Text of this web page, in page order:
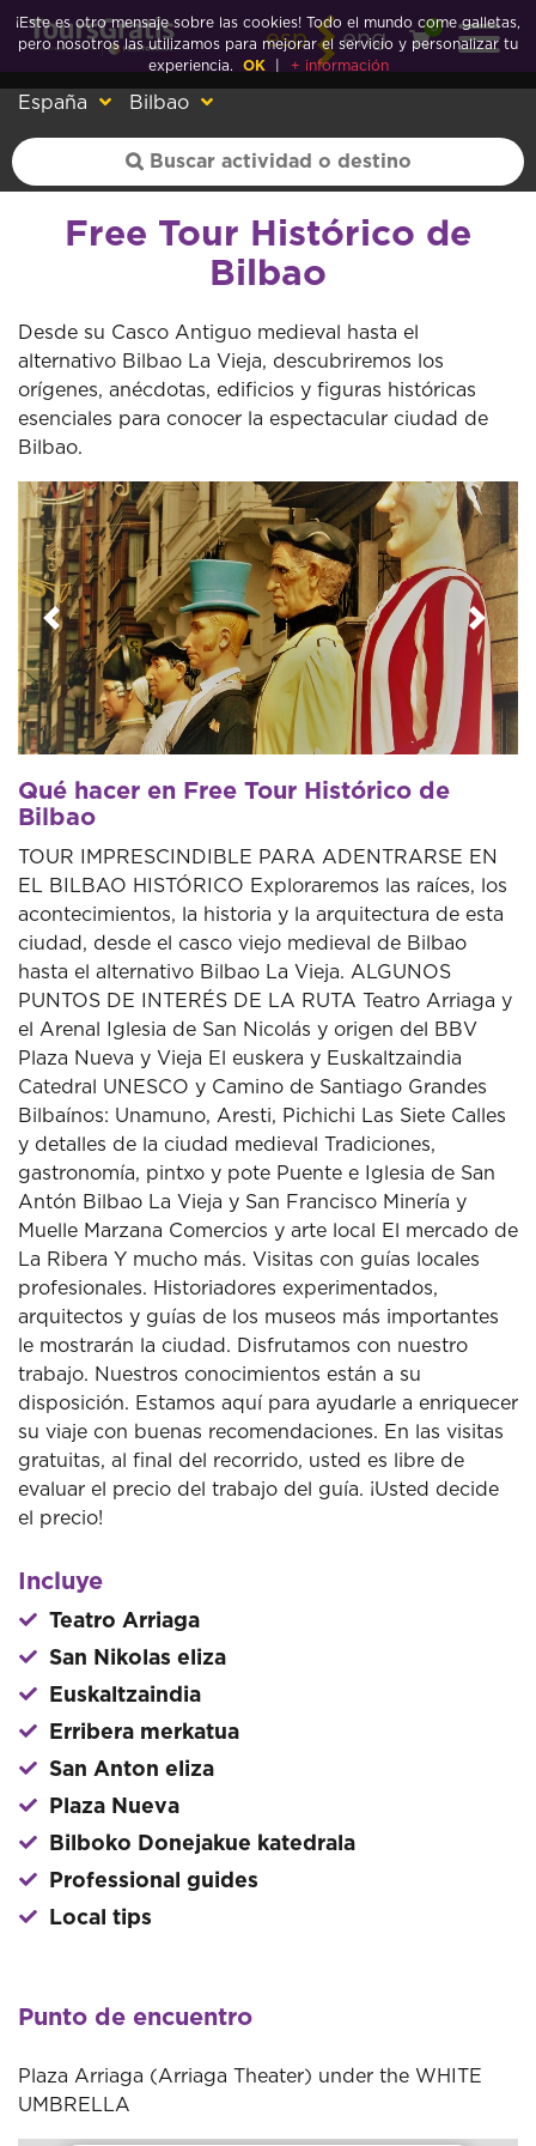
esp eng
0
España Bilbao
Free Tour Histórico de
Bilbao
Desde su Casco Antiguo medieval hasta el
alternativo Bilbao La Vieja, descubriremos los
orígenes, anécdotas, edificios y figuras históricas
esenciales para conocer la espectacular ciudad de
Bilbao.
Anterior
Qué hacer en Free Tour Histórico de
Bilbao
TOUR IMPRESCINDIBLE PARA ADENTRARSE EN
EL BILBAO HISTÓRICO Exploraremos las raíces, los
acontecimientos, la historia y la arquitectura de esta
ciudad, desde el casco viejo medieval de Bilbao
hasta el alternativo Bilbao La Vieja. ALGUNOS
PUNTOS DE INTERÉS DE LA RUTA Teatro Arriaga y
el Arenal Iglesia de San Nicolás y origen del BBV
Plaza Nueva y Vieja El euskera y Euskaltzaindia
Catedral UNESCO y Camino de Santiago Grandes
Bilbaínos: Unamuno, Aresti, Pichichi Las Siete Calles
y detalles de la ciudad medieval Tradiciones,
gastronomía, pintxo y pote Puente e Iglesia de San
Antón Bilbao La Vieja y San Francisco Minería y
Muelle Marzana Comercios y arte local El mercado de
La Ribera Y mucho más. Visitas con guías locales
profesionales. Historiadores experimentados,
arquitectos y guías de los museos más importantes
le mostrarán la ciudad. Disfrutamos con nuestro
trabajo. Nuestros conocimientos están a su
disposición. Estamos aquí para ayudarle a enriquecer
su viaje con buenas recomendaciones. En las visitas
gratuitas, al final del recorrido, usted es libre de
evaluar el precio del trabajo del guía. ¡Usted decide
el precio!
Incluye
Teatro Arriaga
San Nikolas eliza
Euskaltzaindia
Erribera merkatua
San Anton eliza
Plaza Nueva
Bilboko Donejakue katedrala
Professional guides
Local tips
Punto de encuentro
Plaza Arriaga (Arriaga Theater) under the WHITE
UMBRELLA
¡Este es otro mensaje sobre las cookies! Todo el mundo come galletas,
pero nosotros las utilizamos para mejorar el servicio y personalizar tu
experiencia.
OK + información